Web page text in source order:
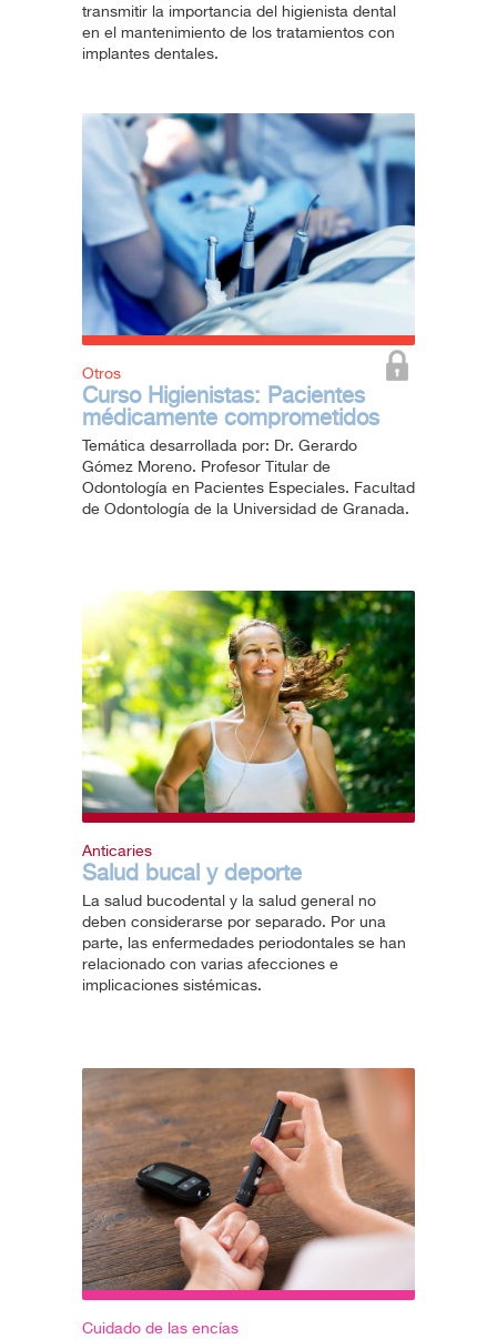
transmitir la importancia del higienista dental
en el mantenimiento de los tratamientos con
implantes dentales.
Otros
Curso Higienistas: Pacientes
médicamente comprometidos
Temática desarrollada por: Dr. Gerardo
Gómez Moreno. Profesor Titular de
Odontología en Pacientes Especiales. Facultad
de Odontología de la Universidad de Granada.
Anticaries
Salud bucal y deporte
La salud bucodental y la salud general no
deben considerarse por separado. Por una
parte, las enfermedades periodontales se han
relacionado con varias afecciones e
implicaciones sistémicas.
Cuidado de las encías